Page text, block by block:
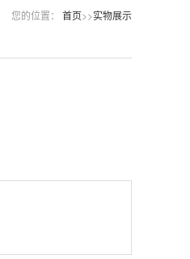
您的位置： 首页>>实物展示